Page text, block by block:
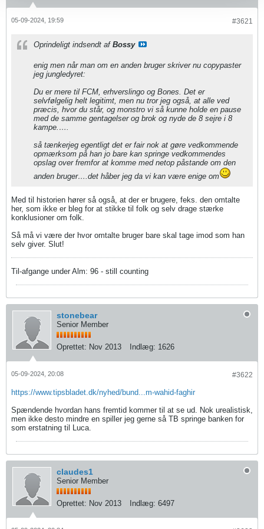
#3621
05-09-2024, 19:59
Oprindeligt indsendt af Bossy
enig men når man om en anden bruger skriver nu copypaster
jeg jungledyret:
Du er mere til FCM, erhverslingo og Bones. Det er
selvfølgelig helt legitimt, men nu tror jeg også, at alle ved
præcis, hvor du står, og monstro vi så kunne holde en pause
med de samme gentagelser og brok og nyde de 8 sejre i 8
kampe.​….
så tænkerjeg egentligt det er fair nok at gøre vedkommende
opmærksom på han jo bare kan springe vedkommendes
opslag over fremfor at komme med netop påstande om den
anden bruger….det håber jeg da vi kan være enige om
Med til historien hører så også, at der er brugere, feks. den omtalte
her, som ikke er bleg for at stikke til folk og selv drage stærke
konklusioner om folk.
Så må vi være der hvor omtalte bruger bare skal tage imod som han
selv giver. Slut!
Til-afgange under Alm: 96 - still counting
stonebear
Senior Member
Oprettet: Nov 2013 Indlæg: 1626
#3622
05-09-2024, 20:08
https://www.tipsbladet.dk/nyhed/bund...m-wahid-faghir
Spændende hvordan hans fremtid kommer til at se ud. Nok urealistisk,
men ikke desto mindre en spiller jeg gerne så TB springe banken for
som erstatning til Luca.
claudes1
Senior Member
Oprettet: Nov 2013 Indlæg: 6497